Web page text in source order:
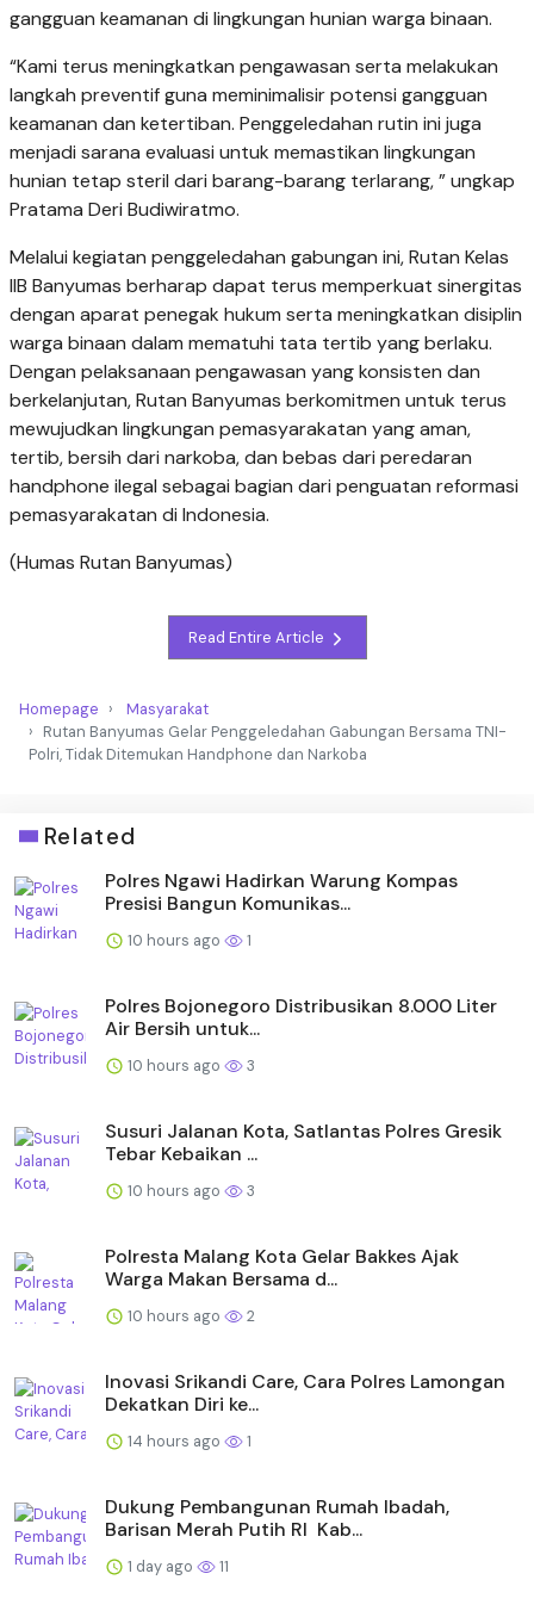
gangguan keamanan di lingkungan hunian warga binaan.
“Kami terus meningkatkan pengawasan serta melakukan
langkah preventif guna meminimalisir potensi gangguan
keamanan dan ketertiban. Penggeledahan rutin ini juga
menjadi sarana evaluasi untuk memastikan lingkungan
hunian tetap steril dari barang-barang terlarang, ” ungkap
Pratama Deri Budiwiratmo.
Melalui kegiatan penggeledahan gabungan ini, Rutan Kelas
IIB Banyumas berharap dapat terus memperkuat sinergitas
dengan aparat penegak hukum serta meningkatkan disiplin
warga binaan dalam mematuhi tata tertib yang berlaku.
Dengan pelaksanaan pengawasan yang konsisten dan
berkelanjutan, Rutan Banyumas berkomitmen untuk terus
mewujudkan lingkungan pemasyarakatan yang aman,
tertib, bersih dari narkoba, dan bebas dari peredaran
handphone ilegal sebagai bagian dari penguatan reformasi
pemasyarakatan di Indonesia.
(Humas Rutan Banyumas)
Read Entire Article
Homepage
Masyarakat
Rutan Banyumas Gelar Penggeledahan Gabungan Bersama TNI-
Polri, Tidak Ditemukan Handphone dan Narkoba
Related
Polres Ngawi Hadirkan Warung Kompas
Presisi Bangun Komunikas...
10 hours ago 1
Polres Bojonegoro Distribusikan 8.000 Liter
Air Bersih untuk...
10 hours ago 3
Susuri Jalanan Kota, Satlantas Polres Gresik
Tebar Kebaikan ...
10 hours ago 3
Polresta Malang Kota Gelar Bakkes Ajak
Warga Makan Bersama d...
10 hours ago 2
Inovasi Srikandi Care, Cara Polres Lamongan
Dekatkan Diri ke...
14 hours ago 1
Dukung Pembangunan Rumah Ibadah,
Barisan Merah Putih RI Kab...
1 day ago 11